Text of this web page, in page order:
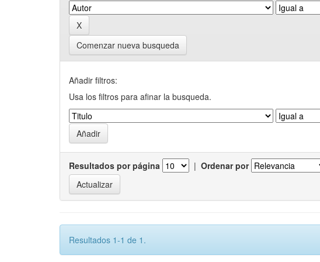
Comenzar nueva busqueda
Añadir filtros:
Usa los filtros para afinar la busqueda.
Resultados por página | Ordenar por
Resultados 1-1 de 1.